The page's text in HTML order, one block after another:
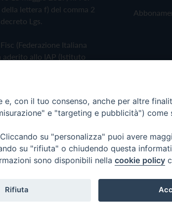
lettera f) del comma 2
Lgs.
(Federazione Italiana
aderito allo IAP (Istituto
Policycon il tuo consenso, anche per altre
e "targeting e pubblicità") come
su "personalizza" puoi avere
su "rifiuta" o chiudendo questa
sono disponibili nella cookie policy
Rifiuta